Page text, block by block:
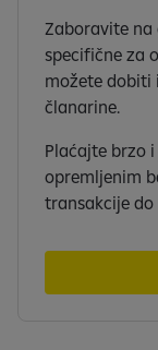
Zaboravite na
specifične za
možete dobiti
članarine.
Plaćajte brzo
opremljenim
transakcije do